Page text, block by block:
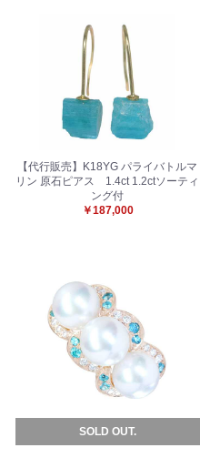
【代行販売】K18YG パライバトルマ
リン 原石ピアス 1.4ct 1.2ctソーティ
ング付
￥187,000
SOLD OUT.